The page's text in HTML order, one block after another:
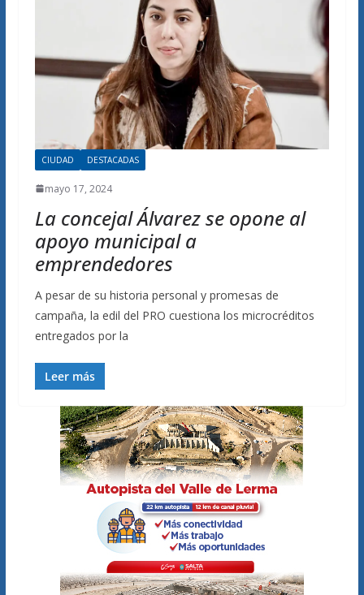
CIUDAD DESTACADAS
mayo 17, 2024
La concejal Álvarez se opone al
apoyo municipal a
emprendedores
A pesar de su historia personal y promesas de
campaña, la edil del PRO cuestiona los microcréditos
entregados por la
Leer más